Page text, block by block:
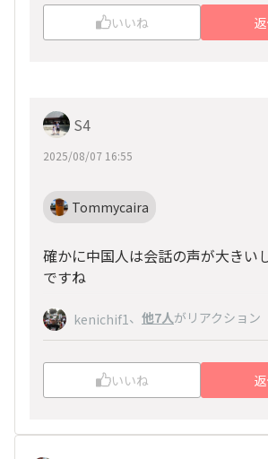
いいね
S4
2025/08/07 16:55
Tommycaira
確かに中国人は会話の声が大きい
ですね
kenichif1 、 他7人がリアクション
いいね